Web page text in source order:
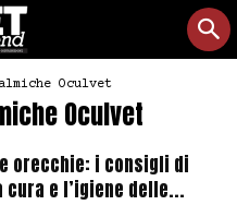
Oculvet
Oculvet
orecchie: i consigli di
e l’igiene delle...